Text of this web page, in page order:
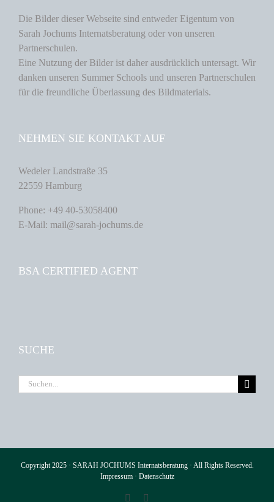
Die Bilder dieser Webseite sind entweder Eigentum von
Sarah Jochums Internatsberatung oder von unseren
Partnerschulen.
Eine Nutzung der Bilder ist daher ausdrücklich untersagt. Wir
danken unseren Summer Schools und unseren Partnerschulen
für die freundliche Überlassung des Bildmaterials.
NEHMEN SIE KONTAKT AUF
Wedeler Landstraße 35
22559 Hamburg
Phone: +49 40-53058400
E-Mail: mail@sarah-jochums.de
BSA CERTIFIED AGENT
SUCHE
Suche
Copyright 2025 · SARAH JOCHUMS Internatsberatung · All Rights Reserved.
Impressum· Datenschutz
Facebook